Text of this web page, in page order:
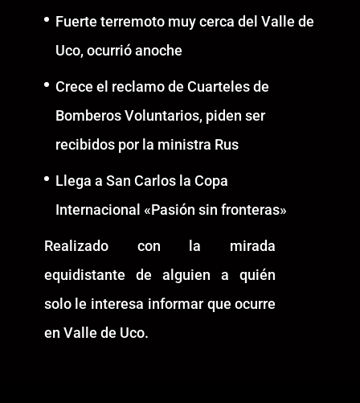
Fuerte terremoto muy cerca del Valle de
Uco, ocurrió anoche
Crece el reclamo de Cuarteles de
Bomberos Voluntarios, piden ser
recibidos por la ministra Rus
Llega a San Carlos la Copa
Internacional «Pasión sin fronteras»
Realizado con la mirada
equidistante de alguien a quién
solo le interesa informar que ocurre
en Valle de Uco.